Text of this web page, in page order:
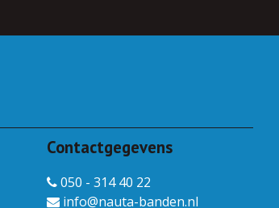
Contactgegevens
050 - 314 40 22
info@nauta-banden.nl